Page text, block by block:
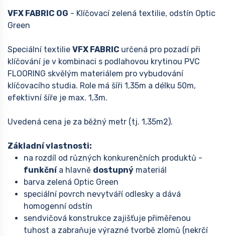
VFX FABRIC OG - Klíčovací zelená textilie, odstín Optic
Green
Speciální textilie VFX FABRIC určená pro pozadí při
klíčování je v kombinaci s podlahovou krytinou PVC
FLOORING skvělým materiálem pro vybudování
klíčovacího studia. Role má šíři 1,35m a délku 50m,
efektivní šíře je max. 1,3m.
Uvedená cena je za běžný metr (tj. 1,35m2).
Základní vlastnosti:
na rozdíl od různých konkurenčních produktů -
funkčnía hlavně dostupný materiál
barva zelená Optic Green
speciální povrch nevytváří odlesky a dává
homogenní odstín
sendvičová konstrukce zajišťuje přiměřenou
tuhost a zabraňuje výrazné tvorbě zlomů (nekrčí